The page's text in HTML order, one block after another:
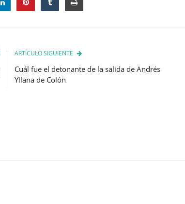
ARTÍCULO SIGUIENTE
Cuál fue el detonante de la salida de Andrés
Yllana de Colón